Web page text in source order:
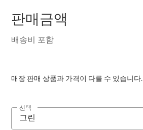
판매금액
배송비 포함
매장 판매 상품과 가격이 다를 수 있습니다.
선택